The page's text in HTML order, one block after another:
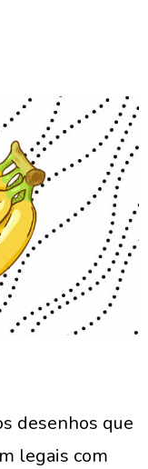
desenhos que
legais com